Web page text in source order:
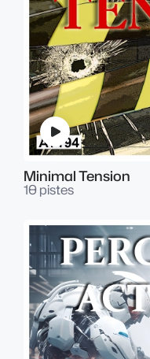
Minimal Tension
10 pistes